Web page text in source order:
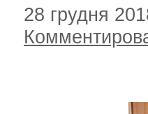
28 грудня